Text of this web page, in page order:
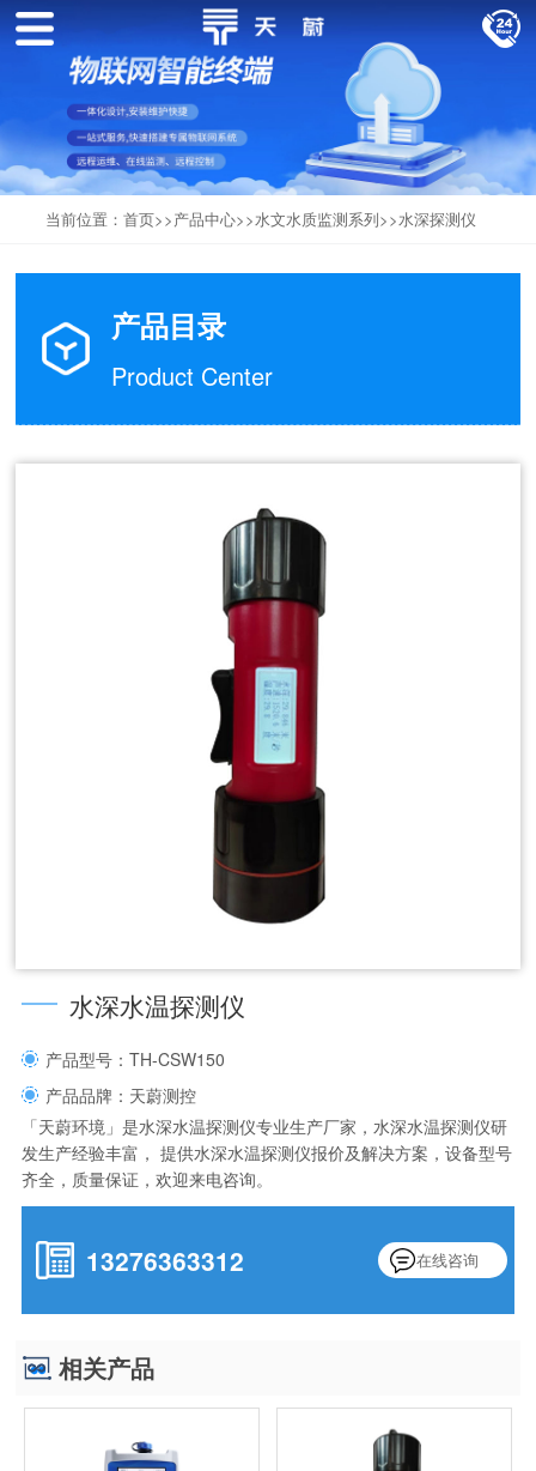
当前位置： 首页>>产品中心>>水文水质监测系列>>水深探测仪
产品目录
Product Center
水深水温探测仪
产品型号：TH-CSW150
产品品牌：天蔚测控
「天蔚环境」是水深水温探测仪专业生产厂家，水深水温探测仪研
发生产经验丰富， 提供水深水温探测仪报价及解决方案，设备型号
齐全，质量保证，欢迎来电咨询。
13276363312 在线咨询
相关产品